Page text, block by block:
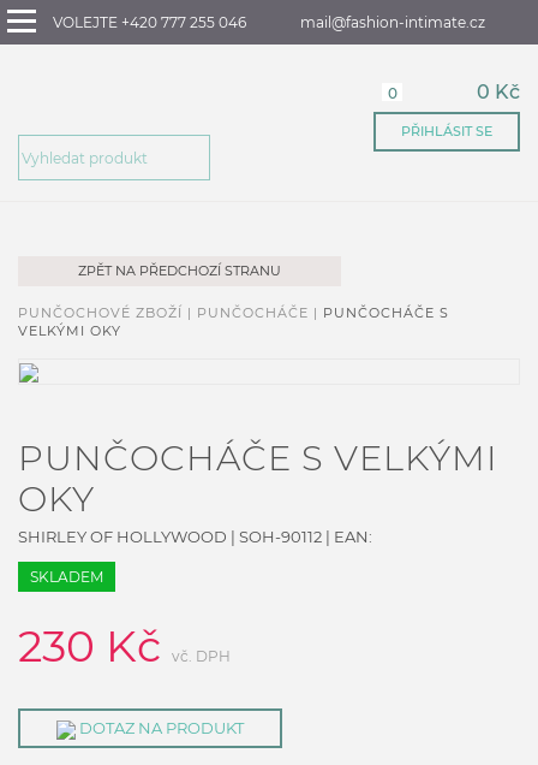
VOLEJTE +420 777 255 046 mail@fashion-intimate.cz
0 0 Kč
PŘIHLÁSIT SE
ZPĚT NA PŘEDCHOZÍ STRANU
PUNČOCHOVÉ ZBOŽÍ | PUNČOCHÁČE | PUNČOCHÁČE S
VELKÝMI OKY
PUNČOCHÁČE S VELKÝMI
OKY
SHIRLEY OF HOLLYWOOD | SOH-90112 | EAN:
SKLADEM
230 Kč vč. DPH
DOTAZ NA PRODUKT